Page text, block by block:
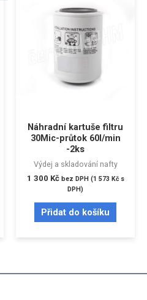
Náhradní kartuše filtru
30Mic-průtok 60l/min
-2ks
Výdej a skladování nafty
1 300 Kč bez DPH (1 573 Kčs
DPH)
Přidat do košíku